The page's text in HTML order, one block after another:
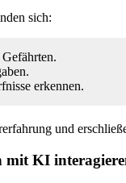
sich:
erkennen.
und
mit KI